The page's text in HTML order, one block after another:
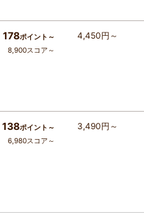
178ポイント～
8,900スコア～
4,450円～
138ポイント～
6,980スコア～
3,490円～